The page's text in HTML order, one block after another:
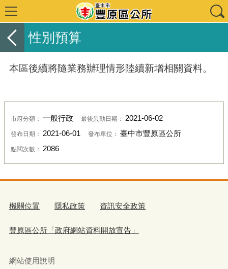
性別預算
本區後續將隨業務辦理情形陸續新增相關資料。
市府分類： 一般行政 最後異動日期： 2021-06-02
發布日期： 2021-06-01 發布單位： 臺中市豐原區公所
點閱次數： 2086
機關位置 隱私政策 資訊安全政策
豐原區公所「政府網站資料開放宣告」
網站使用說明